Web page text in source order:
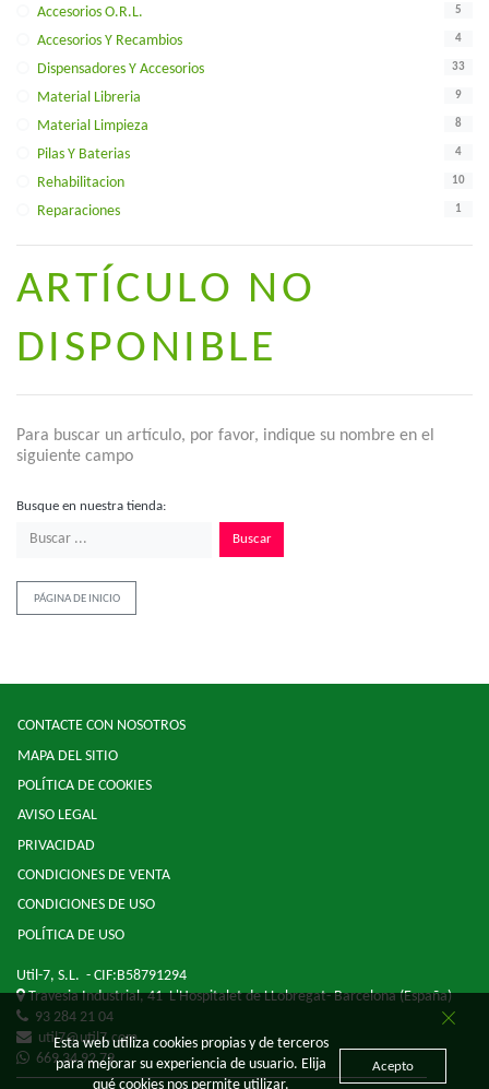
Accesorios O.r.l. 5
Accesorios Y Recambios 4
Dispensadores Y Accesorios 33
Material Libreria 9
Material Limpieza 8
Pilas Y Baterias 4
Rehabilitacion 10
Reparaciones 1
ARTÍCULO NO
DISPONIBLE
Para buscar un artículo, por favor, indique su nombre en el
siguiente campo
Busque en nuestra tienda:
Buscar
PÁGINA DE INICIO
CONTACTE CON NOSOTROS
MAPA DEL SITIO
POLÍTICA DE COOKIES
AVISO LEGAL
PRIVACIDAD
CONDICIONES DE VENTA
CONDICIONES DE USO
POLÍTICA DE USO
Util-7, S.L. - CIF:B58791294
Travesia Industrial, 41L'Hospitalet de LLobregat-Barcelona(España)
93 284 21 04
util7@util7.com
669 34 92 79
Esta web utiliza cookies propias y de terceros
para mejorar su experiencia de usuario. Elija
qué cookies nos permite utilizar.
Acepto